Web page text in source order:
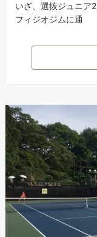
いざ、選抜ジュニア
フィジオジムに通